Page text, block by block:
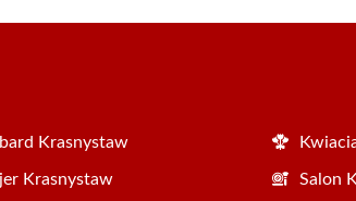
Krasnystaw
Krasnystaw Salon